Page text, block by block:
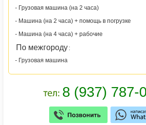
- Грузовая машина (на 2 часа)
- Машина (на 2 часа) + помощь в погрузке
- Машина (на 4 часа) + рабочие
По межгороду :
- Грузовая машина